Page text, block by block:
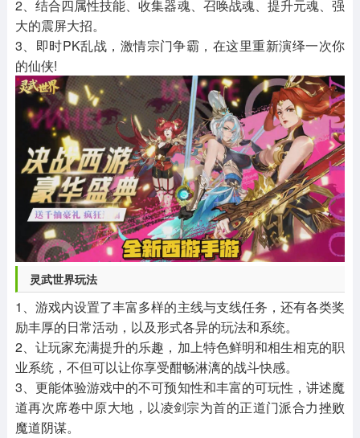
2、结合四属性技能、收集器魂、召唤战魂、提升元魂、强
大的震屏大招。
3、即时PK乱战，激情宗门争霸，在这里重新演绎一次你
的仙侠!
灵武世界玩法
1、游戏内设置了丰富多样的主线与支线任务，还有各类奖
励丰厚的日常活动，以及形式各异的玩法和系统。
2、让玩家充满提升的乐趣，加上特色鲜明和相生相克的职
业系统，不但可以让你享受酣畅淋漓的战斗快感。
3、更能体验游戏中的不可预知性和丰富的可玩性，讲述魔
道再次席卷中原大地，以凌剑宗为首的正道门派合力挫败
魔道阴谋。